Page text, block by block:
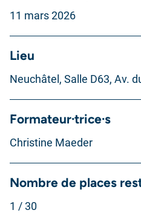
11 mars 2026
Lieu
Neuchâtel, Salle D63, Av.
Formateur·trice·s
Christine Maeder
Nombre de places
1 / 30